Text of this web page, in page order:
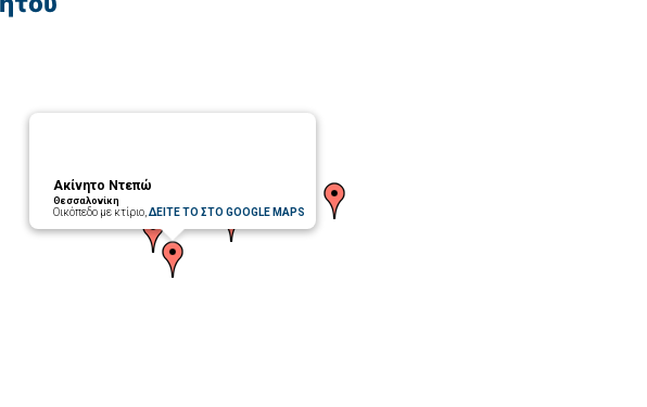
Ακίνητο Ντεπώ
Θεσσαλονίκη
Οικόπεδο με κτίριο, ΔΕΙΤΕ ΤΟ ΣΤΟ GOOGLE MAPS